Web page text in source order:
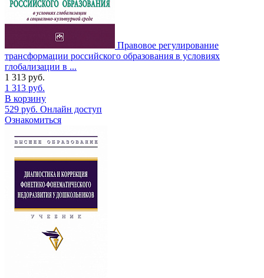
Правовое регулирование
трансформации российского образования в условиях
глобализации в ...
1 313 руб.
1 313 руб.
В корзину
529 руб. Онлайн доступ
Ознакомиться